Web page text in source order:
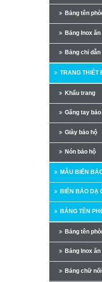
Bảng tên
Bảng Inox ăn
Bảng chỉ
TRANG THIẾT
Khẩu trang
Găng tay bảo
Giày bảo hộ
Nón bảo hộ
MẪU BIỂN
BIỂN BÁO DẠ
BẢNG TÊN
Bảng tên
Bảng Inox
Bảng chữ nổi